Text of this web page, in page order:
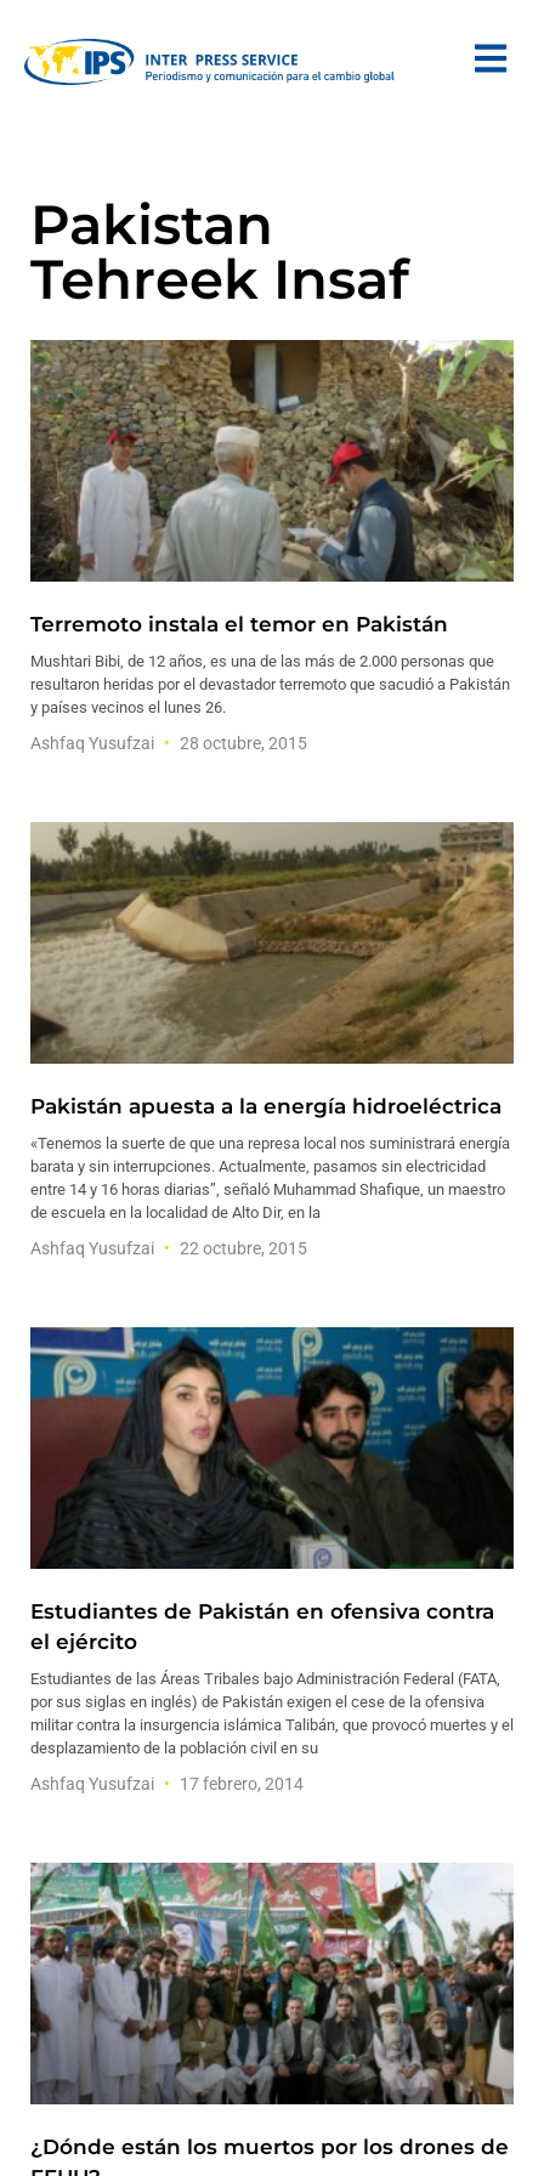
Pakistan
Tehreek Insaf
Terremoto instala el temor en Pakistán
Mushtari Bibi, de 12 años, es una de las más de 2.000 personas que
resultaron heridas por el devastador terremoto que sacudió a Pakistán
y países vecinos el lunes 26.
Ashfaq Yusufzai 28 octubre, 2015
Pakistán apuesta a la energía hidroeléctrica
«Tenemos la suerte de que una represa local nos suministrará energía
barata y sin interrupciones. Actualmente, pasamos sin electricidad
entre 14 y 16 horas diarias”, señaló Muhammad Shafique, un maestro
de escuela en la localidad de Alto Dir, en la
Ashfaq Yusufzai 22 octubre, 2015
Estudiantes de Pakistán en ofensiva contra
el ejército
Estudiantes de las Áreas Tribales bajo Administración Federal (FATA,
por sus siglas en inglés) de Pakistán exigen el cese de la ofensiva
militar contra la insurgencia islámica Talibán, que provocó muertes y el
desplazamiento de la población civil en su
Ashfaq Yusufzai 17 febrero, 2014
¿Dónde están los muertos por los drones de